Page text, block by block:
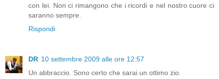
con lei. Non ci rimangono che i ricordi e nel nostro cuore ci
saranno sempre.
Rispondi
DR 10 settembre 2009 alle ore 12:57
Un abbraccio. Sono certo che sarai un ottimo zio.